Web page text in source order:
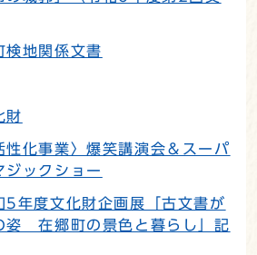
検地関係文書
財
性化事業〉爆笑講演会＆スーパ
ジックショー
5年度文化財企画展「古文書が
姿 在郷町の景色と暮らし」記